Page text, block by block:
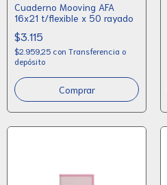
Cuaderno Mooving AFA
16x21 t/flexible x 50 rayado
$3.115
$2.959,25 con Transferencia o
depósito